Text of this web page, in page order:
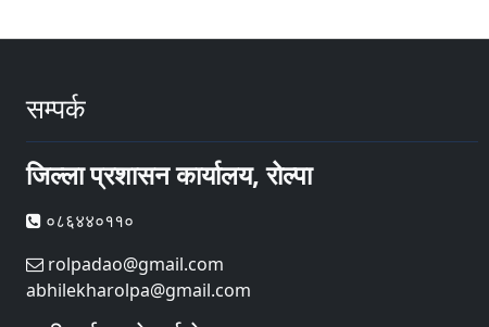
सम्पर्क
जिल्ला प्रशासन कार्यालय, रोल्पा
०८६४४०११०
rolpadao@gmail.com
abhilekharolpa@gmail.com